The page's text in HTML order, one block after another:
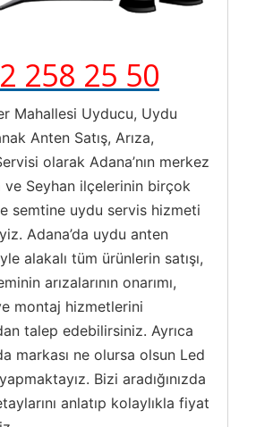
258 25 50
Mahallesi Uyducu, Uydu
Anten Satış, Arıza,
olarak Adana’nın merkez
ve Seyhan ilçelerinin birçok
semtine uydu servis hizmeti
Adana’da uydu anten
alakalı tüm ürünlerin satışı,
arızalarının onarımı,
montaj hizmetlerini
talep edebilirsiniz. Ayrıca
markası ne olursa olsun Led
Bizi aradığınızda
anlatıp kolaylıkla fiyat